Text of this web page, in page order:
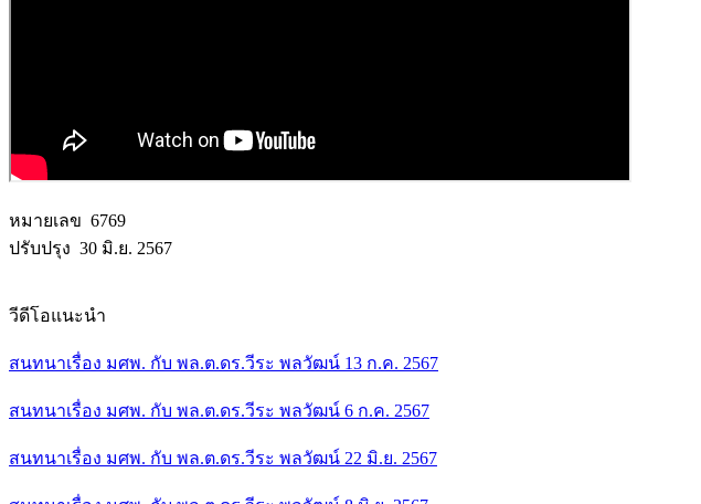
หมายเลข 6769
ปรับปรุง 30 มิ.ย. 2567
วีดีโอแนะนำ
สนทนาเรื่อง มศพ. กับ พล.ต.ดร.วีระ พลวัฒน์ 13 ก.ค. 2567
สนทนาเรื่อง มศพ. กับ พล.ต.ดร.วีระ พลวัฒน์ 6 ก.ค. 2567
สนทนาเรื่อง มศพ. กับ พล.ต.ดร.วีระ พลวัฒน์ 22 มิ.ย. 2567